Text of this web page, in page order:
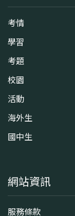
考情
學習
考題
校園
活動
海外生
國中生
網站資訊
服務條款